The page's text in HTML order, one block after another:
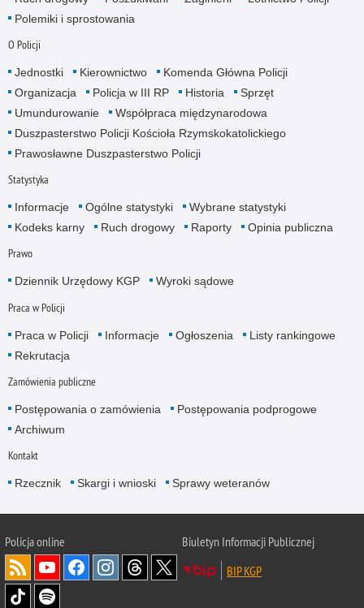
Polemiki i sprostowania
O Policji
Jednostki Kierownictwo
Komenda Główna Policji
Organizacja
Policja w III RP Historia
Sprzęt
Umundurowanie
Współpraca międzynarodowa
Duszpasterstwo Policji Kościoła Rzymskokatolickiego
Prawosławne Duszpasterstwo Policji
Statystyka
Informacje Ogólne statystyki
Wybrane statystyki
Kodeks karny
Ruch drogowy Raporty Opinia publiczna
Prawo
Dziennik Urzędowy KGP Wyroki sądowe
Praca w Policji
Praca w Policji Informacje Ogłoszenia
Listy rankingowe
Rekrutacja
Zamówienia publiczne
Postępowania o zamówienia
Postępowania podprogowe
Archiwum
Kontakt
Rzecznik Skargi i wnioski Sprawy weteranów
Policjaonline
Biuletyn Informacji Publicznej
BIP KGP